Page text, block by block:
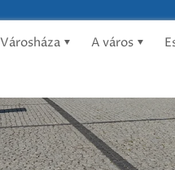
Városháza A város